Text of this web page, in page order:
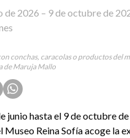
de 2026 – 9 de octubre de
conchas, caracolas o productos del
de Maruja Mallo
junio hasta el 9 de octubre
Reina Sofía acoge la